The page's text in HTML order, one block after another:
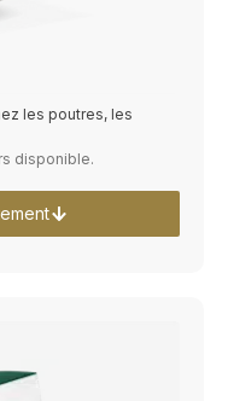
les poutres, les
disponible.